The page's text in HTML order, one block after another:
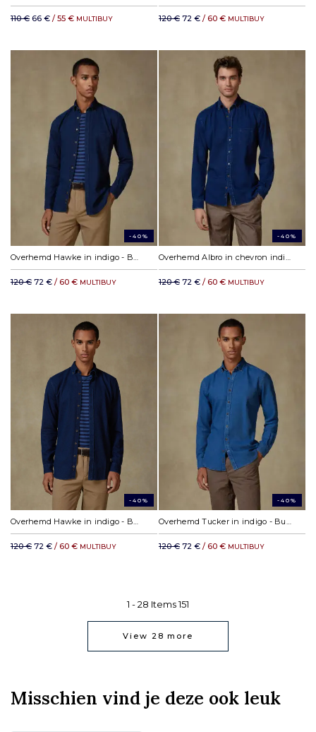
110 € 66 € / 55 € MULTIBUY 120 € 72 € / 60 € MULTIBUY
-40%
Overhemd Hawke in indigo - Button-down kraag
120 € 72 € / 60 € MULTIBUY
-40%
Overhemd Albro in chevron indigo - Button-down kraag
120 € 72 € / 60 € MULTIBUY
-40%
120 € 72 € / 60 € MULTIBUY
-40%
120 € 72 € / 60 € MULTIBUY
1 -28 Items151
View 28 more
Misschien vind je deze ook leuk